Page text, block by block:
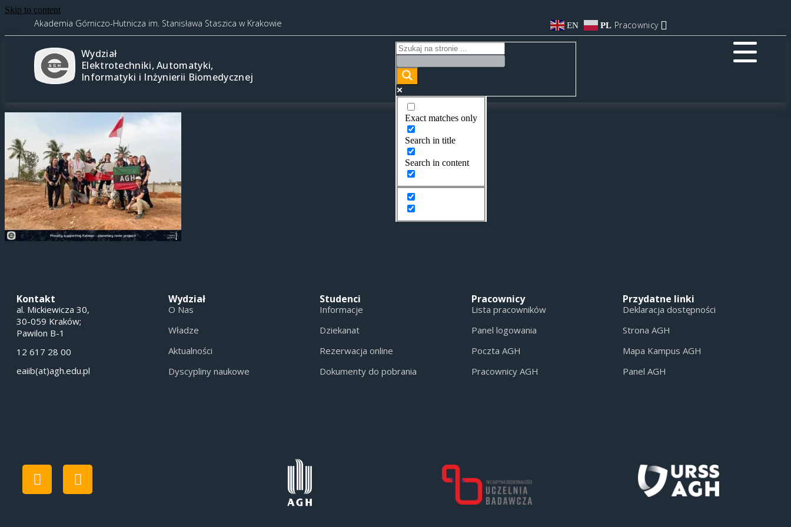
Skip to content
Akademia Górniczo-Hutnicza im. Stanisława Staszica w Krakowie EN PL Pracownicy
Wydział
Elektrotechniki, Automatyki,
Informatyki i Inżynierii Biomedycznej
Exact matches only
Search in title
Search in content
Kontakt
al. Mickiewicza 30,
30-059 Kraków;
Pawilon B-1
12 617 28 00
eaiib(at)agh.edu.pl
Wydział
O Nas
Władze
Aktualności
Dyscypliny naukowe
Studenci
Informacje
Dziekanat
Rezerwacja online
Dokumenty do pobrania
Pracownicy
Lista pracowników
Panel logowania
Poczta AGH
Pracownicy AGH
Przydatne linki
Deklaracja dostępności
Strona AGH
Mapa Kampus AGH
Panel AGH